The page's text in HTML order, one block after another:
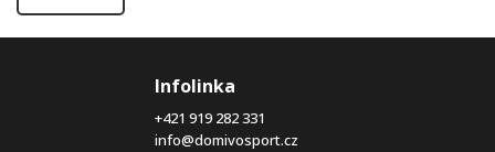
Infolinka
+421 919 282 331
info@domivosport.cz